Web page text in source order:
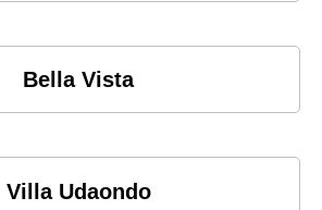
Bella Vista
Villa Udaondo